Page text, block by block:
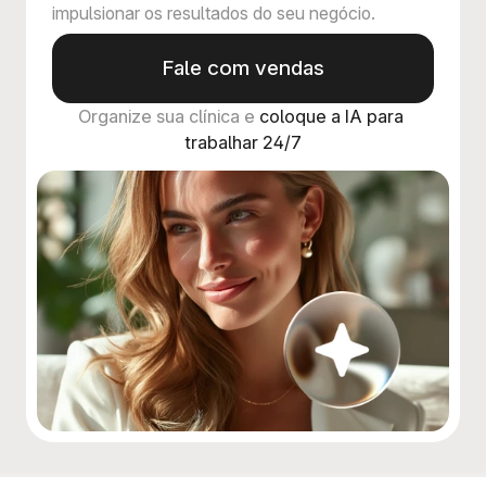
impulsionar os resultados do seu negócio.
Fale com vendas
Organize sua clínica e coloque a IA para
trabalhar 24/7